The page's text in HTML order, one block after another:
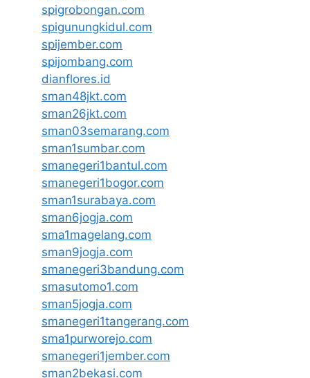
spigrobongan.com
spigunungkidul.com
spijember.com
spijombang.com
dianflores.id
sman48jkt.com
sman26jkt.com
sman03semarang.com
sman1sumbar.com
smanegeri1bantul.com
smanegeri1bogor.com
sman1surabaya.com
sman6jogja.com
sma1magelang.com
sman9jogja.com
smanegeri3bandung.com
smasutomo1.com
sman5jogja.com
smanegeri1tangerang.com
sma1purworejo.com
smanegeri1jember.com
sman2bekasi.com